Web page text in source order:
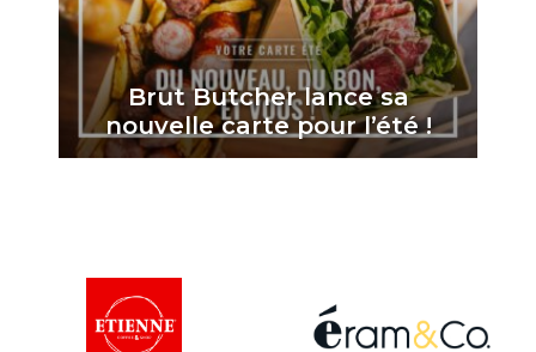
Brut Butcher lance sa
nouvelle carte pour l’été !